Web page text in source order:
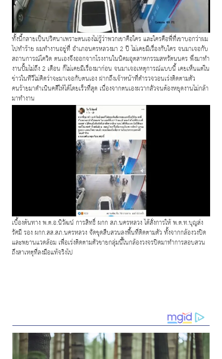
ทั้งนี้กลายเป็นปริศนาเพราะตนเองไม่รู้ว่าพวกเขาคือใคร และใครคือพี่ที่เขาบอกว่าผม
ไปทำร้าย ผมทำงานอยู่ที่ อำเภอนครหลวงมา 2 ปี ไม่เคยมีเรื่องกับใคร จนมาเจอกับ
สถานการณ์โควิด ตนเองจึงออกจากโรงงานในนิคมอุตสาหกรรมสหรัตนนคร พึ่งมาทำ
งานปั้มไม่ถึง 2 เดือน ก็ไม่เคยมีเรื่องมาก่อน จนมาเจอเหตุการณ์แบบนี้ เคยเห็นแต่ใน
ข่าวในทีวีไม่คิดว่าจะมาเจอกับตนเอง ฝากถึงเจ้าหน้าที่ตำรวจวอนเร่งติดตามตัว
คนร้ายมาดำเนินคดีให้ได้โดยเร็วที่สุด เนื่องจากตนเองผวากลัวจนต้องหยุดงานไม่กล้า
มาทำงาน
เบื้องต้นทาง พ.ต.อ.นิวัฒน์ การสิทธิ์ ผกก สภ.นครหลวง ได้สั่งการให้ พ.ต.ท.บุญส่ง
รัศมี รอง ผกก.สส.สภ.นครหลวง จัดชุดสืบสวนลงพื้นที่ติดตามตัว ทั้งจากกล้องวงปิด
และพยานแวดล้อม เพื่อเร่งติดตามตัวชายกลุ่มนี้ในกล้องวงจรปิดมาทำการสอบสวน
ถึงสาเหตุที่ลงมือแท้จริงไป